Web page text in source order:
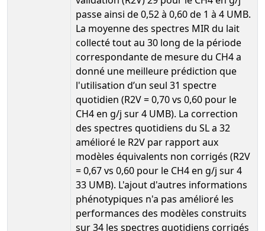
passe ainsi de 0,52 à 0,60 de 1 à 4 UMB.
La moyenne des spectres MIR du lait
collecté tout au 30 long de la période
correspondante de mesure du CH4 a
donné une meilleure prédiction que
l'utilisation d’un seul 31 spectre
quotidien (R2V = 0,70 vs 0,60 pour le
CH4 en g/j sur 4 UMB). La correction
des spectres quotidiens du SL a 32
amélioré le R2V par rapport aux
modèles équivalents non corrigés (R2V
= 0,67 vs 0,60 pour le CH4 en g/j sur 4
33 UMB). L'ajout d'autres informations
phénotypiques n'a pas amélioré les
performances des modèles construits
sur 34 les spectres quotidiens corrigés